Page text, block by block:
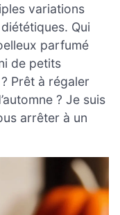
variations
Qui
parfumé
de petits
Prêt à régaler
? Je suis
arrêter à un